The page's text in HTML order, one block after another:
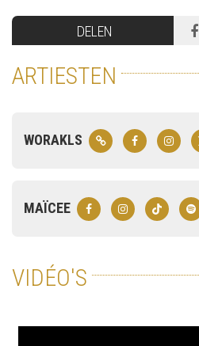
DELEN
ARTIESTEN
WORAKLS
MAÏCEE
VIDÉO'S